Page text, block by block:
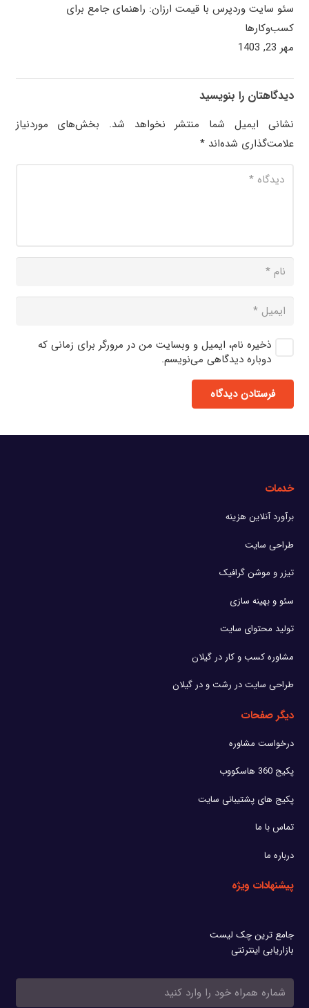
سئو سایت وردپرس با قیمت ارزان: راهنمای جامع برای
کسب‌وکارها
مهر 23, 1403
دیدگاهتان را بنویسید
نشانی ایمیل شما منتشر نخواهد شد.
بخش‌های موردنیاز
علامت‌گذاری شده‌اند*
ذخیره نام، ایمیل و وبسایت من در مرورگر برای زمانی که
دوباره دیدگاهی می‌نویسم.
فرستادن دیدگاه
خدمات
برآورد آنلاین هزینه
طراحی سایت
تیزر و موشن گرافیک
سئو و بهینه سازی
تولید محتوای سایت
مشاوره کسب و کار در گیلان
طراحی سایت در رشت و در گیلان
دیگر صفحات
درخواست مشاوره
پکیج 360 هاسکووب
پکیج های پشتیبانی سایت
تماس با ما
درباره ما
پیشنهادات ویژه
جامع ترین چک لیست
بازاریابی اینترنتی